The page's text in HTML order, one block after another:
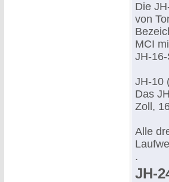
Die
von
MCI
JH-
JH-10
Das
Zoll,
Alle
.
JH-